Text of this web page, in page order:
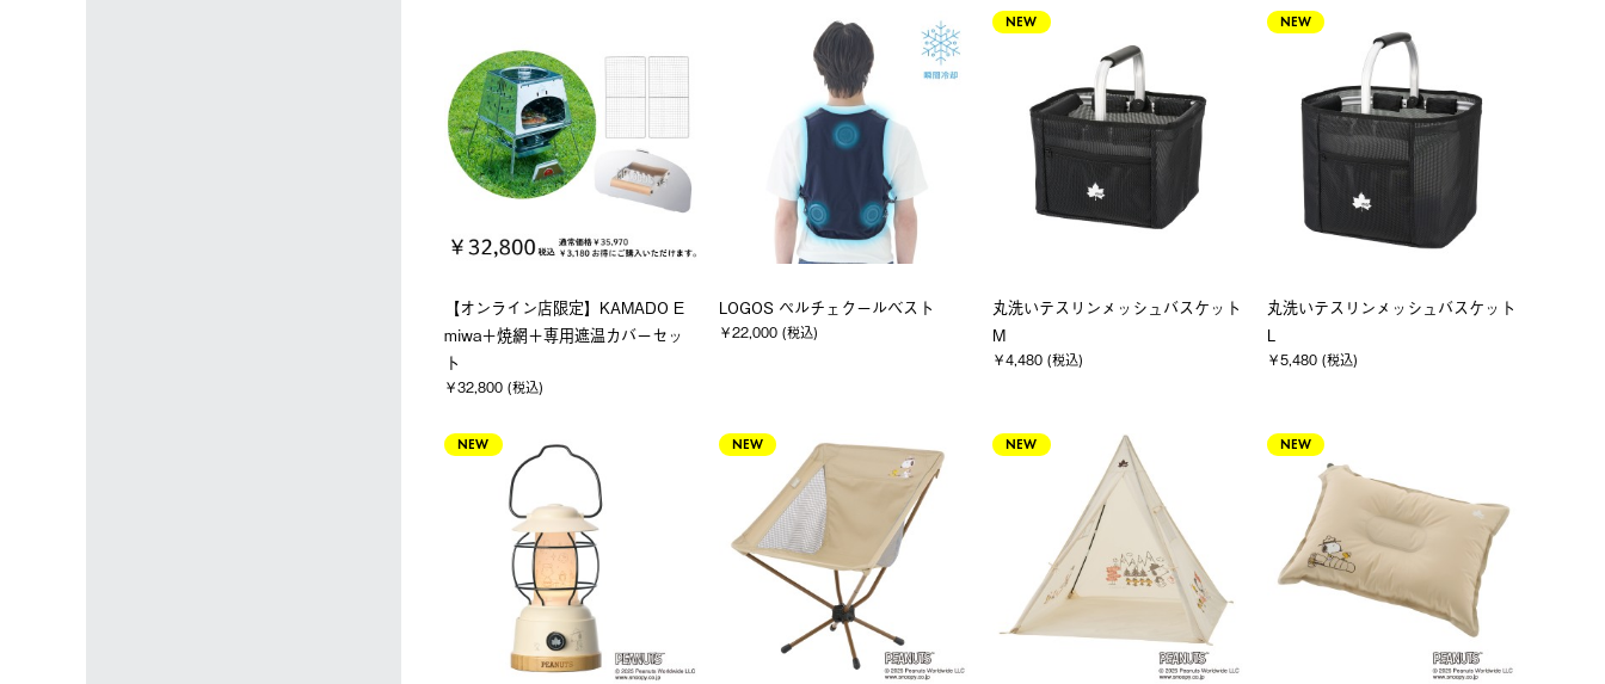
【オンライン店限定】KAMADO E
miwa＋焼網＋専用遮温カバーセッ
ト
￥32,800 (税込)
LOGOS ペルチェクールベスト
￥22,000 (税込)
NEW
丸洗いテスリンメッシュバスケット
M
￥4,480 (税込)
NEW
丸洗いテスリンメッシュバスケット
L
￥5,480 (税込)
NEW NEW NEW NEW